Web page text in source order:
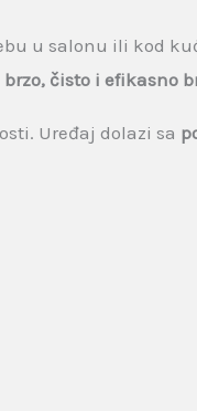
u salonu ili kod
brzo, čisto i efikasno
Uređaj dolazi sa